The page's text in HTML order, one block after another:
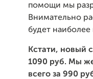
помощи мы
Внимательно
будет
Кстати, новый
1090 руб. Мы
всего за 990